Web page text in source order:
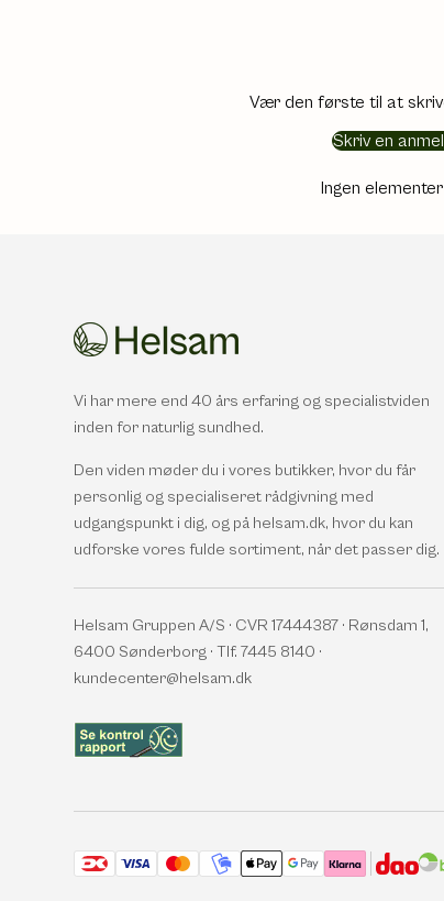
Vær den første til at
Skriv en
Ingen
Vi har mere end 40 års erfaring og specialistviden
inden for naturlig sundhed.
Den viden møder du i vores butikker, hvor du får
personlig og specialiseret rådgivning med
udgangspunkt i dig, og på helsam.dk, hvor du kan
udforske vores fulde sortiment, når det passer dig.
Helsam Gruppen A/S · CVR 17444387 · Rønsdam 1,
6400 Sønderborg · Tlf. 7445 8140 ·
kundecenter@helsam.dk
Accepterede betalingsmetoder